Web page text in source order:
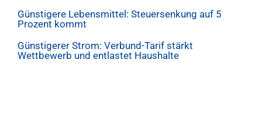
Günstigere Lebensmittel: Steuersenkung auf 5
Prozent kommt
Günstigerer Strom: Verbund-Tarif stärkt
Wettbewerb und entlastet Haushalte